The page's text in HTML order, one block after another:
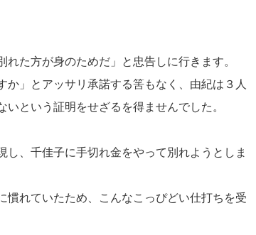
た方が身のためだ」と忠告しに行きます。
」とアッサリ承諾する筈もなく、由紀は３人
という証明をせざるを得ませんでした。
、千佳子に手切れ金をやって別れようとしま
れていたため、こんなこっぴどい仕打ちを受